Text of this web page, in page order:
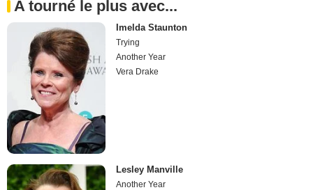
A tourné le plus avec...
Imelda Staunton
Trying
Another Year
Vera Drake
Lesley Manville
Another Year